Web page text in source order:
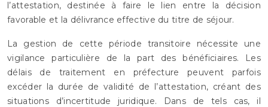
l’attestation, destinée à faire le lien entre la décision
favorable et la délivrance effective du titre de séjour.
La gestion de cette période transitoire nécessite une
vigilance particulière de la part des bénéficiaires. Les
délais de traitement en préfecture peuvent parfois
excéder la durée de validité de l’attestation, créant des
situations d’incertitude juridique. Dans de tels cas, il